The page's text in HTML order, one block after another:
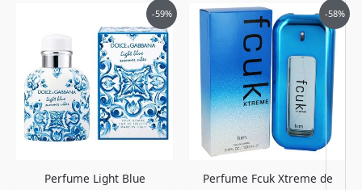
-59%
Perfume Light Blue
original
era:
$795,000.
precio
actual
es:
$319,900.
-58%
Perfume Fcuk Xtreme de
El
precio
original
era:
$238,000.
precio
actual
$97,900.